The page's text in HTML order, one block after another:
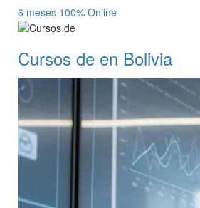
6 meses 100% Online
Cursos de en Bolivia